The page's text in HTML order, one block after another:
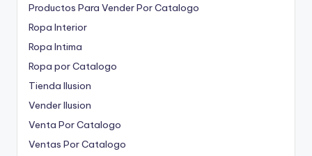
Productos Para Vender Por Catalogo
Ropa Interior
Ropa Intima
Ropa por Catalogo
Tienda Ilusion
Vender Ilusion
Venta Por Catalogo
Ventas Por Catalogo